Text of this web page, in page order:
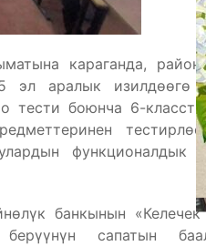
караганда,
аралык изилдөөгө
тести боюнча 6-
функционалдык
банкынын
сапатын